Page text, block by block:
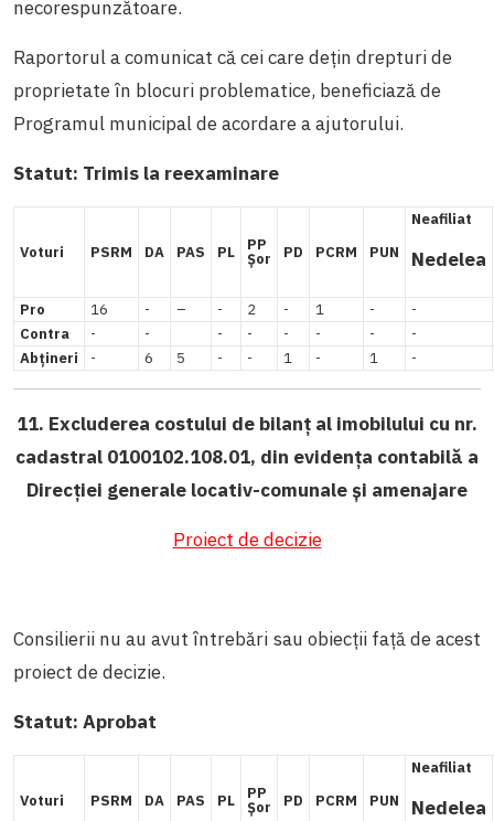
necorespunzătoare.
Raportorul a comunicat că cei care dețin drepturi de
proprietate în blocuri problematice, beneficiază de
Programul municipal de acordare a ajutorului.
Statut: Trimis la reexaminare
Voturi PSRM DA PAS PL PP
Șor PD PCRM PUN
Neafiliat
Nedelea
Pro 16 - – - 2 - 1 -
-
Contra
- - - - - - -
-
Abțineri
- 6 5 - - 1 - 1 -
11. Excluderea costului de bilanț al imobilului cu nr.
cadastral 0100102.108.01, din evidența contabilă a
Direcției generale locativ-comunale și amenajare
Proiect de decizie
Consilierii nu au avut întrebări sau obiecții față de acest
proiect de decizie.
Statut: Aprobat
Voturi PSRM DA PAS PL PP
Șor PD PCRM PUN
Neafiliat
Nedelea